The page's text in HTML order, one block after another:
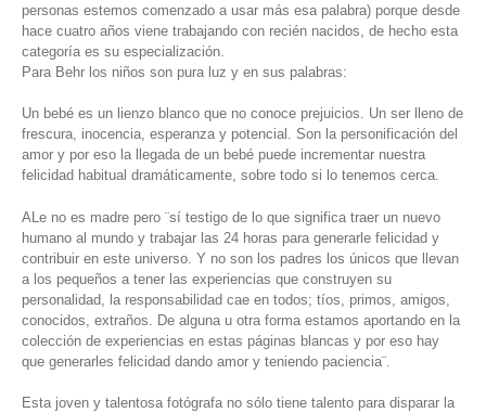
personas estemos comenzado a usar más esa palabra) porque desde
hace cuatro años viene trabajando con recién nacidos, de hecho esta
categoría es su especialización.
Para Behr los niños son pura luz y en sus palabras:
Un bebé es un lienzo blanco que no conoce prejuicios. Un ser lleno de
frescura, inocencia, esperanza y potencial. Son la personificación del
amor y por eso la llegada de un bebé puede incrementar nuestra
felicidad habitual dramáticamente, sobre todo si lo tenemos cerca.
ALe no es madre pero ¨sí testigo de lo que significa traer un nuevo
humano al mundo y trabajar las 24 horas para generarle felicidad y
contribuir en este universo. Y no son los padres los únicos que llevan
a los pequeños a tener las experiencias que construyen su
personalidad, la responsabilidad cae en todos; tíos, primos, amigos,
conocidos, extraños. De alguna u otra forma estamos aportando en la
colección de experiencias en estas páginas blancas y por eso hay
que generarles felicidad dando amor y teniendo paciencia¨.
Esta joven y talentosa fotógrafa no sólo tiene talento para disparar la